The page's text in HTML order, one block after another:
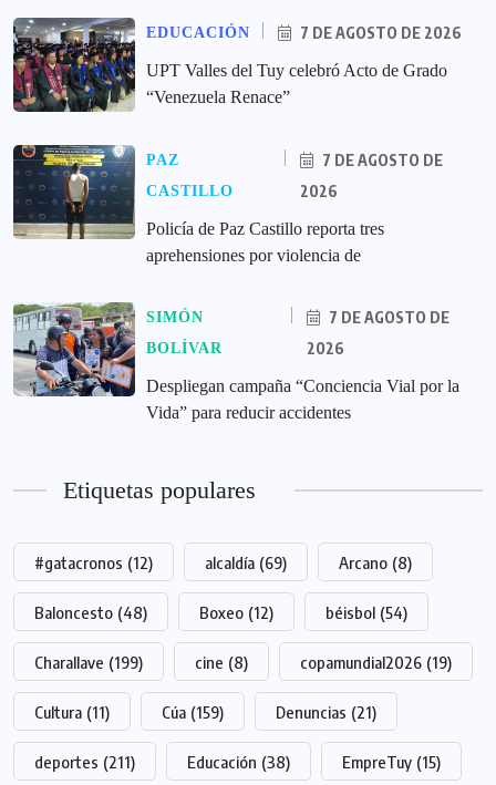
EDUCACIÓN
7 DE AGOSTO DE 2026
UPT Valles del Tuy celebró Acto de Grado
“Venezuela Renace”
PAZ
CASTILLO
7 DE AGOSTO DE
2026
‎Policía de Paz Castillo reporta tres
aprehensiones por violencia de
SIMÓN
BOLÍVAR
7 DE AGOSTO DE
2026
‎Despliegan campaña “Conciencia Vial por la
Vida” para reducir accidentes
Etiquetas populares
#gatacronos (12) alcaldía (69) Arcano (8)
Baloncesto (48) Boxeo (12) béisbol (54)
Charallave (199) cine (8) copamundial2026 (19)
Cultura (11) Cúa (159) Denuncias (21)
deportes (211) Educación (38) EmpreTuy (15)